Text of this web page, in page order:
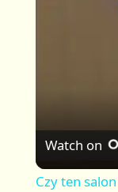
Watch on
Czy ten